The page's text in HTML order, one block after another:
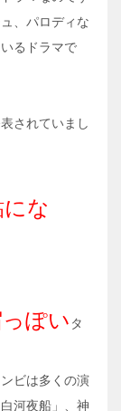
、パロディな
るドラマで
されていまし
な
ぽい タ
ビは多くの演
河夜船」、神